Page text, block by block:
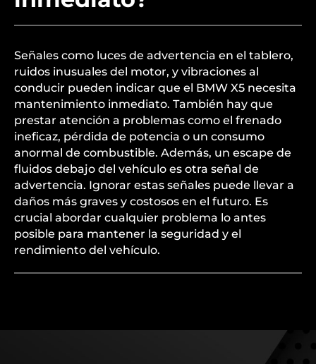
Señales como luces de advertencia en el tablero,
ruidos inusuales del motor, y vibraciones al
conducir pueden indicar que el BMW X5 necesita
mantenimiento inmediato. También hay que
prestar atención a problemas como el frenado
ineficaz, pérdida de potencia o un consumo
anormal de combustible. Además, un escape de
fluidos debajo del vehículo es otra señal de
advertencia. Ignorar estas señales puede llevar a
daños más graves y costosos en el futuro. Es
crucial abordar cualquier problema lo antes
posible para mantener la seguridad y el
rendimiento del vehículo.